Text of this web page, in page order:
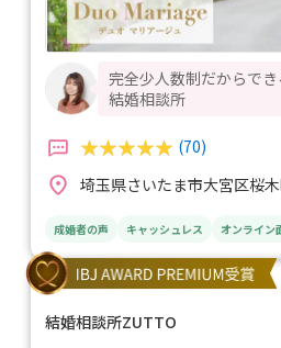
完全少人数制だからで
結婚相談所
(70)
埼玉県さいたま市大宮区桜
成婚者の声 キャッシュレス オンライン
結婚相談所ZUTTO